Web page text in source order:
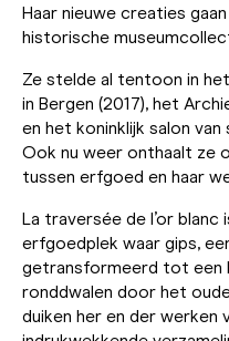
Haar nieuwe creaties
historische
Ze stelde al tentoon in
in Bergen (2017), het
en het koninklijk salon
Ook nu weer onthaalt ze
tussen erfgoed en haar
La traversée de l’or
erfgoedplek waar gips,
getransformeerd tot een
ronddwalen door het
duiken her en der werken